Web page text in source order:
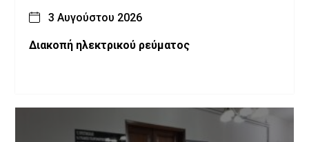
3 Αυγούστου 2026
Διακοπή ηλεκτρικού ρεύματος